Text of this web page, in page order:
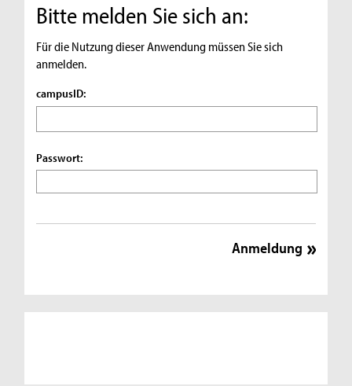
Bitte melden Sie sich an:
Für die Nutzung dieser Anwendung müssen Sie sich
anmelden.
campusID:
Passwort: